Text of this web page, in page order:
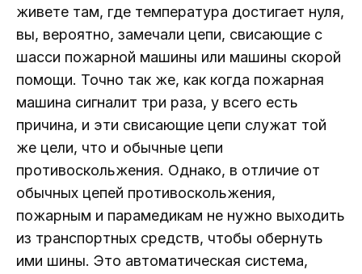
живете там, где температура достигает нуля,
вы, вероятно, замечали цепи, свисающие с
шасси пожарной машины или машины скорой
помощи. Точно так же, как когда пожарная
машина сигналит три раза, у всего есть
причина, и эти свисающие цепи служат той
же цели, что и обычные цепи
противоскольжения. Однако, в отличие от
обычных цепей противоскольжения,
пожарным и парамедикам не нужно выходить
из транспортных средств, чтобы обернуть
ими шины. Это автоматическая система,